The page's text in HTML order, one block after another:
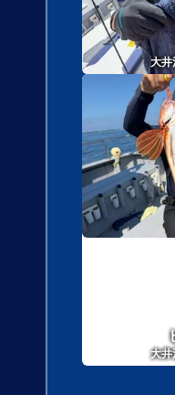
大井
大井